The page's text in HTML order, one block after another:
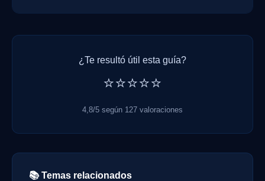
¿Te resultó útil esta guía?
⭐⭐⭐⭐⭐
4,8/5 según 127 valoraciones
📚 Temas relacionados